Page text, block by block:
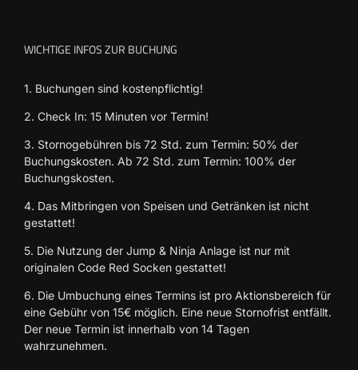
WICHTIGE INFOS ZUR BUCHUNG
1. Buchungen sind kostenpflichtig!
2. Check In: 15 Minuten vor Termin!
3. Stornogebühren bis 72 Std. zum Termin: 50% der
Buchungskosten. Ab 72 Std. zum Termin: 100% der
Buchungskosten.
4. Das Mitbringen von Speisen und Getränken ist nicht
gestattet!
5. Die Nutzung der Jump & Ninja Anlage ist nur mit
originalen Code Red Socken gestattet!
6. Die Umbuchung eines Termins ist pro Aktionsbereich für
eine Gebühr von 15€ möglich. Eine neue Stornofrist entfällt.
Der neue Termin ist innerhalb von 14 Tagen
wahrzunehmen.